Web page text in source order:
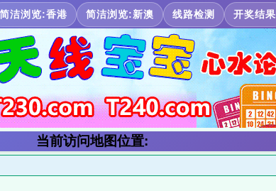
简洁浏览:香港 简洁浏览:新澳 线路检测 开奖结果
当前访问地图位置: